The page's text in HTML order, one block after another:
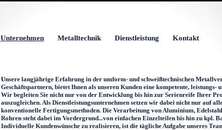
Unternehmen Metalltechnik Dienstleistung Kontakt
Unsere langjährige Erfahrung in der umform- und schweißtechnischen
Geschäftspartnern, bietet Ihnen als unseren Kunden eine kompetente,
Wir begleiten Sie nicht nur von der Entwicklung bis hin zur Serienreife Ihrer
auszugleichen. Als Dienstleistungsunternehmen setzen wir dabei nicht nur auf
konventionelle Fertigungsmethoden. Die Verarbeitung von Aluminium,
Rohren steht dabei im Vordergrund...von einfachen Einzelteilen bis hin zu kpl.
Individuelle Kundenwünsche zu realisieren, ist die tägliche Aufgabe unseres